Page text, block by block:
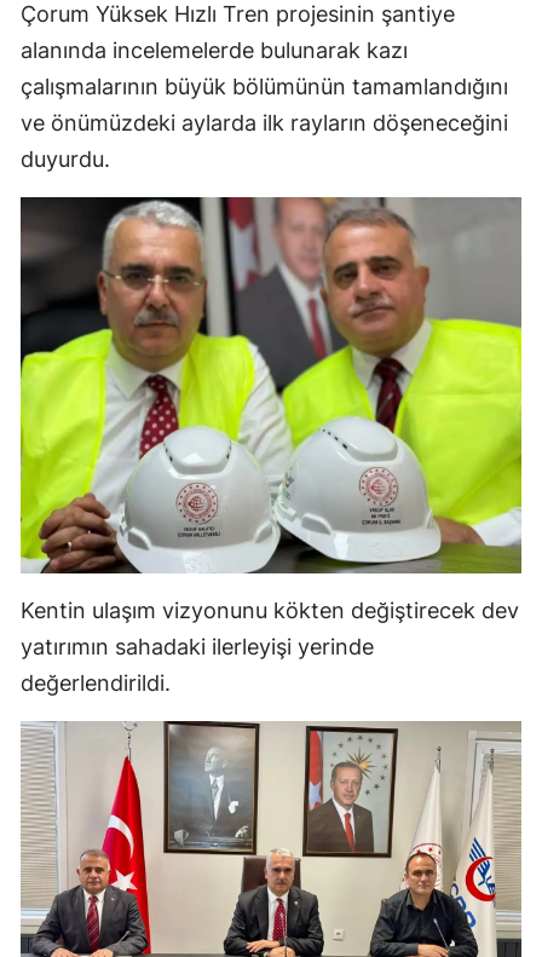
İstanbul
İzmir
Kars
Kayseri
Kırklareli
Kırşehir
Kocaeli
Konya
Kütahya
Malatya
Manisa
Kahramanmaraş
Muğla
Muş
Nevşehir
Niğde
Ordu
Çorum Yüksek Hızlı Tren projesinin şantiye
alanında incelemelerde bulunarak kazı
çalışmalarının büyük bölümünün tamamlandığını
ve önümüzdeki aylarda ilk rayların döşeneceğini
duyurdu.
Kentin ulaşım vizyonunu kökten değiştirecek dev
yatırımın sahadaki ilerleyişi yerinde
değerlendirildi.